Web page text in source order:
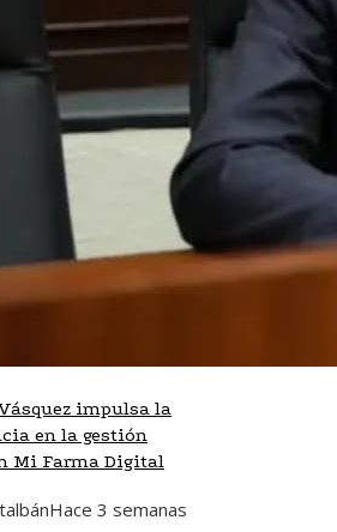
impulsa la
en la gestión
Mi Farma Digital
Hace 3 semanas